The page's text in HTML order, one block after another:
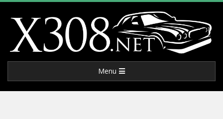
content
X
3
Navigation
Menu